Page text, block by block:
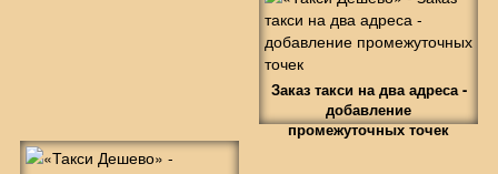
Заказ такси на два адреса -
добавление
промежуточных точек